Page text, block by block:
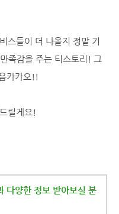
스들이 더 나올지 정말 기
족감을 주는 티스토리! 그
카카오!!
릴게요!
다양한 정보 받아보실 분